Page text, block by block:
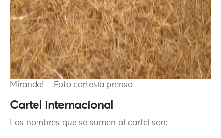
Miranda! – Foto cortesía prensa
Cartel internacional
Los nombres que se suman al cartel son: